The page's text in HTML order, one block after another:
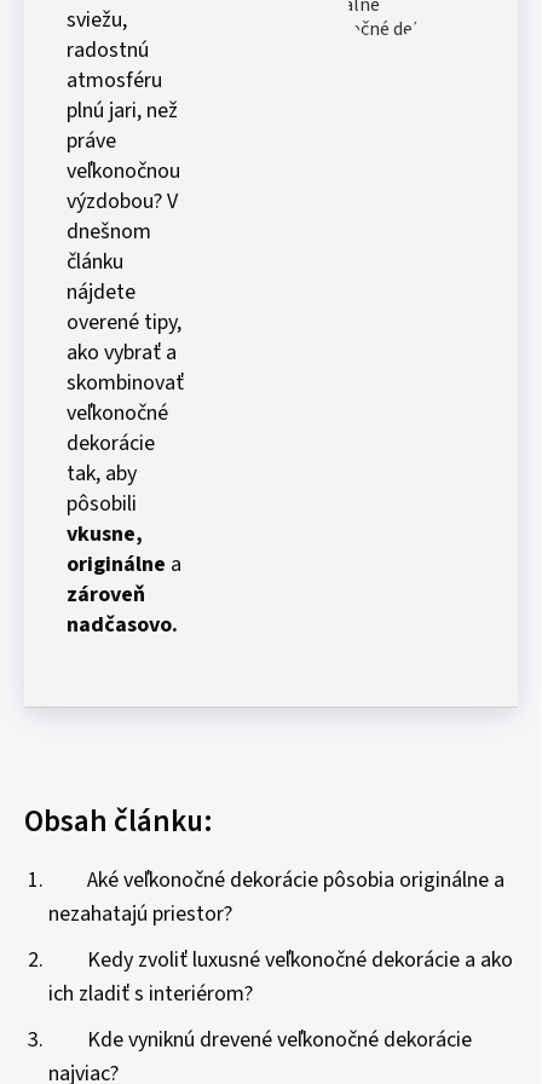
sviežu,
radostnú
atmosféru
plnú jari, než
práve
veľkonočnou
výzdobou? V
dnešnom
článku
nájdete
overené tipy,
ako vybrať a
skombinovať
veľkonočné
dekorácie
tak, aby
pôsobili
vkusne,
originálne a
zároveň
nadčasovo.
Obsah článku:
Aké veľkonočné dekorácie pôsobia originálne a
nezahatajú priestor?
Kedy zvoliť luxusné veľkonočné dekorácie a ako
ich zladiť s interiérom?
Kde vyniknú drevené veľkonočné dekorácie
najviac?